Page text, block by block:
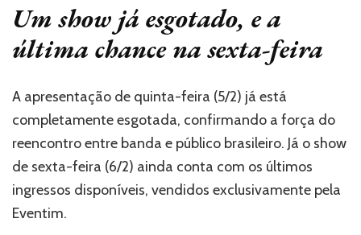
Um show já esgotado, e a
última chance na sexta-feira
A apresentação de quinta-feira (5/2) já está
completamente esgotada, confirmando a força do
reencontro entre banda e público brasileiro. Já o show
de sexta-feira (6/2) ainda conta com os últimos
ingressos disponíveis, vendidos exclusivamente pela
Eventim.